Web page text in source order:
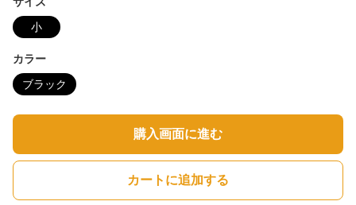
小
カラー
ブラック
購入画面に進む
カートに追加する